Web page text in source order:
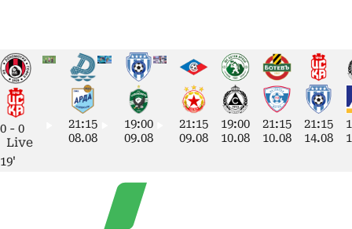
0 - 0
Live
19'
21:15
08.08
19:00
09.08
21:15
09.08
19:00
10.08
21:15
10.08
21:15
14.08